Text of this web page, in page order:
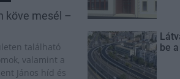
köve mesél –
található
valamint a
János híd és
be